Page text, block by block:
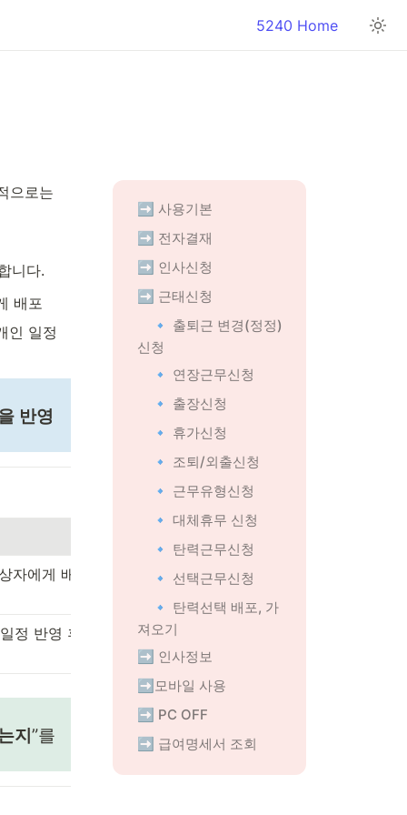
5240 Home
니다.
배포
인 일정
반영
자에게 배포
정 반영 후 결
지”를
➡️ 사용기본
➡️ 전자결재
➡️ 인사신청
➡️ 근태신청
🔹 출퇴근 변경(정정)
신청
🔹 연장근무신청
🔹 출장신청
🔹 휴가신청
🔹 조퇴/외출신청
🔹 근무유형신청
🔹 대체휴무 신청
🔹 탄력근무신청
🔹 선택근무신청
🔹 탄력선택 배포, 가
져오기
➡️ 인사정보
➡️모바일 사용
➡️ PC OFF
➡️ 급여명세서 조회